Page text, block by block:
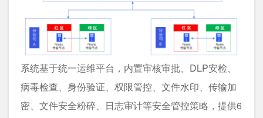
系统基于统一运维平台，内置审核审批、DLP安检、
病毒检查、身份验证、权限管控、文件水印、传输加
密、文件安全粉碎、日志审计等安全管控策略，提供6